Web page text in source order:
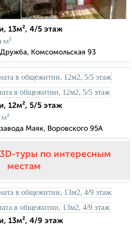
13м², 4/5 этаж
м²
Комсомольская 93
12м², 5/5 этаж
м²
Маяк, Воровского 95А
туры по интересным
местам
13м², 4/9 этаж